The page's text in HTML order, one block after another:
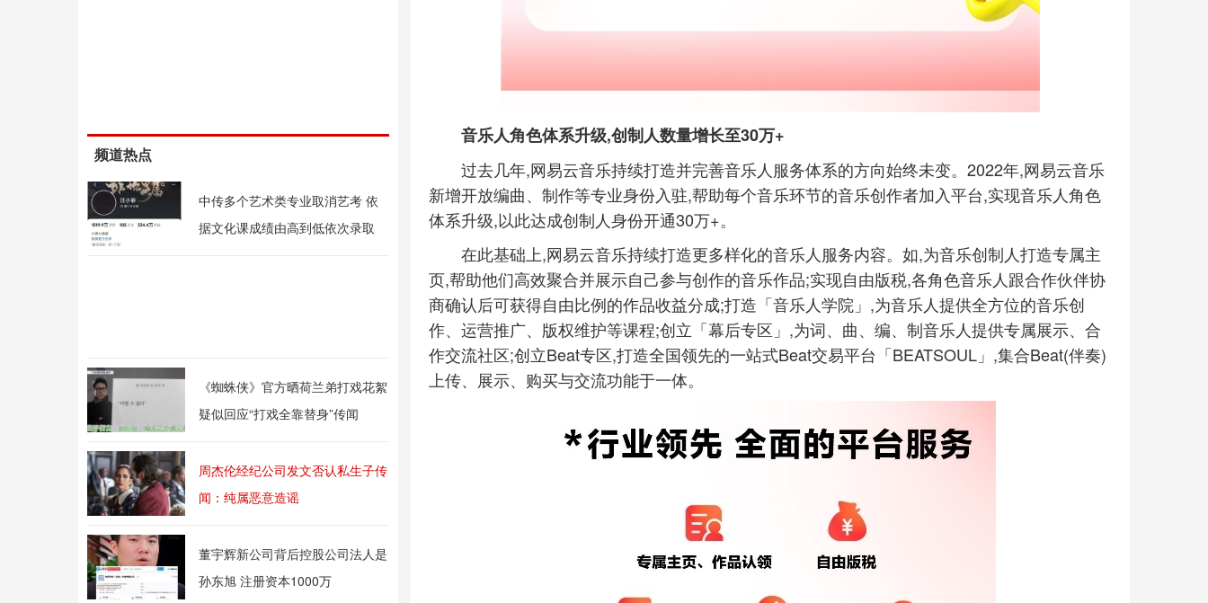
频道热点
中传多个艺术类专业取消艺考 依
据文化课成绩由高到低依次录取
《蜘蛛侠》官方晒荷兰弟打戏花絮
疑似回应“打戏全靠替身”传闻
周杰伦经纪公司发文否认私生子传
闻：纯属恶意造谣
董宇辉新公司背后控股公司法人是
孙东旭 注册资本1000万
音乐人角色体系升级,创制人数量增长至30万+
过去几年,网易云音乐持续打造并完善音乐人服务体系的方向始终未变。2022年,网易云音乐
新增开放编曲、制作等专业身份入驻,帮助每个音乐环节的音乐创作者加入平台,实现音乐人角色
体系升级,以此达成创制人身份开通30万+。
在此基础上,网易云音乐持续打造更多样化的音乐人服务内容。如,为音乐创制人打造专属主
页,帮助他们高效聚合并展示自己参与创作的音乐作品;实现自由版税,各角色音乐人跟合作伙伴协
商确认后可获得自由比例的作品收益分成;打造「音乐人学院」,为音乐人提供全方位的音乐创
作、运营推广、版权维护等课程;创立「幕后专区」,为词、曲、编、制音乐人提供专属展示、合
作交流社区;创立Beat专区,打造全国领先的一站式Beat交易平台「BEATSOUL」,集合Beat(伴奏)
上传、展示、购买与交流功能于一体。